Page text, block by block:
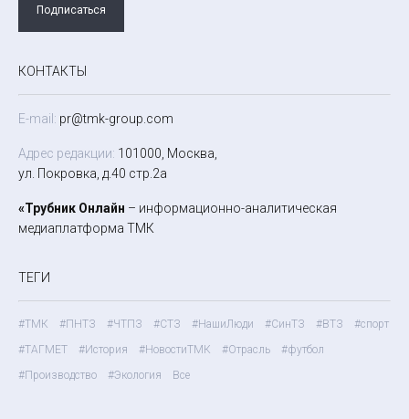
Подписаться
КОНТАКТЫ
E-mail: pr@tmk-group.com
Адрес редакции: 101000, Москва,
ул. Покровка, д.40 стр.2а
«Трубник Онлайн – информационно-аналитическая
медиаплатформа ТМК
ТЕГИ
#ТМК #ПНТЗ #ЧТПЗ #СТЗ #НашиЛюди #СинТЗ #ВТЗ
#спорт
#ТАГМЕТ
#История #НовостиТМК #Отрасль
#футбол
#Производство
#Экология Все